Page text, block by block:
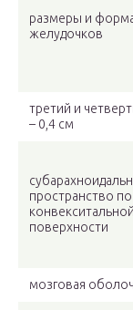
размеры и
желудочков
третий и
– 0,4 см
пространство по
конвекситальной
поверхности
мозговая